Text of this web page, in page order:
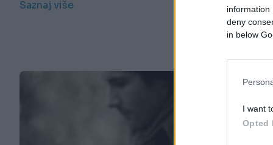
information
deny
in below
I want
Opted
Saznaj više